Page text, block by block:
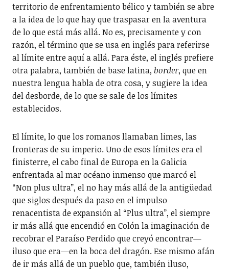
territorio de enfrentamiento bélico y también se abre
a la idea de lo que hay que traspasar en la aventura
de lo que está más allá. No es, precisamente y con
razón, el término que se usa en inglés para referirse
al límite entre aquí a allá. Para éste, el inglés prefiere
otra palabra, también de base latina, border, que en
nuestra lengua habla de otra cosa, y sugiere la idea
del desborde, de lo que se sale de los límites
establecidos.
El límite, lo que los romanos llamaban limes, las
fronteras de su imperio. Uno de esos límites era el
finisterre, el cabo final de Europa en la Galicia
enfrentada al mar océano inmenso que marcó el
“Non plus ultra”, el no hay más allá de la antigüedad
que siglos después da paso en el impulso
renacentista de expansión al “Plus ultra”, el siempre
ir más allá que encendió en Colón la imaginación de
recobrar el Paraíso Perdido que creyó encontrar—
iluso que era—en la boca del dragón. Ese mismo afán
de ir más allá de un pueblo que, también iluso,